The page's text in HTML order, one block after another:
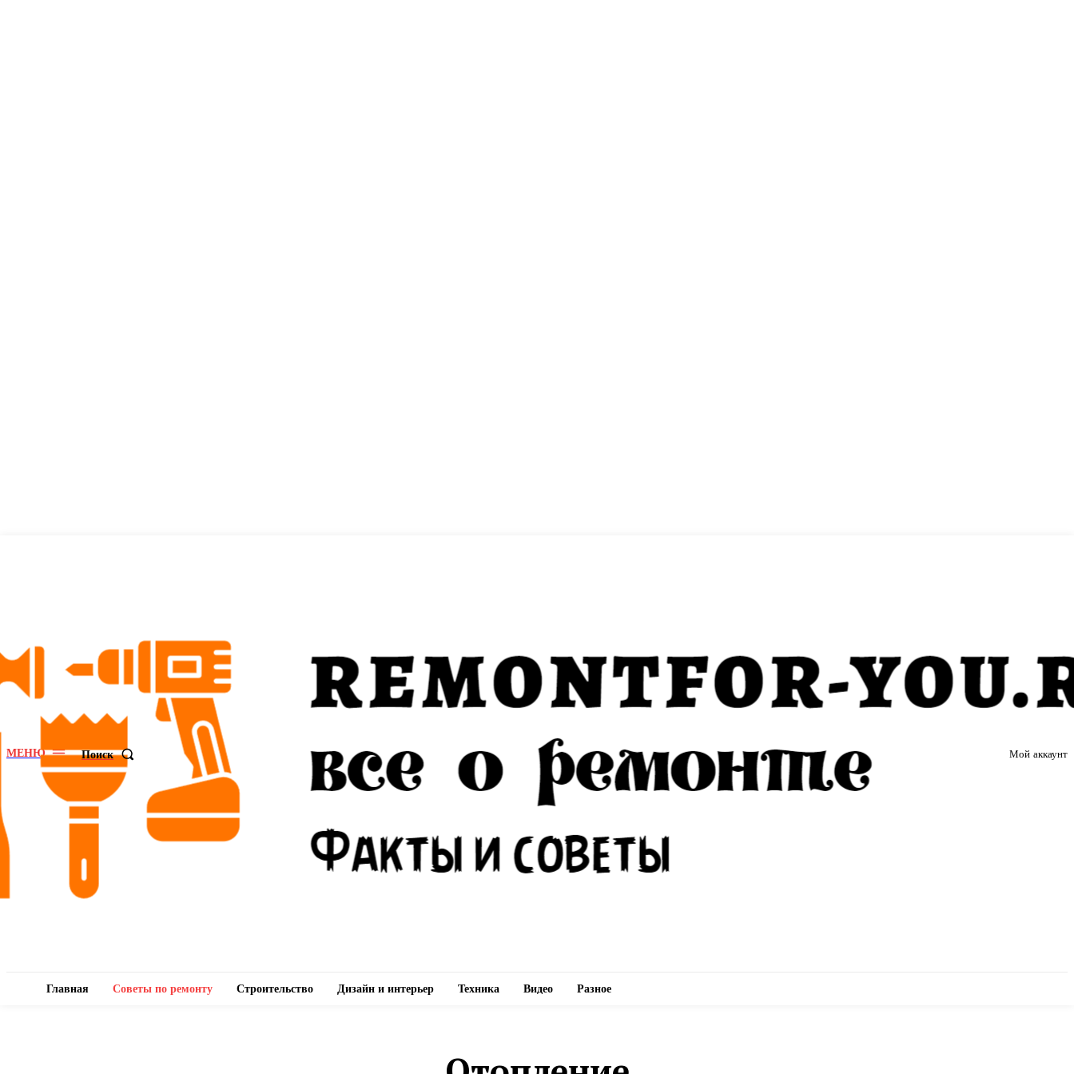
МЕНЮ Поиск Мой аккаунт
Главная Советы по ремонту Строительство Дизайн и интерьер Техника Видео Разное